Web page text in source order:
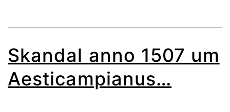
Skandal anno 1507 um
Aesticampianus…